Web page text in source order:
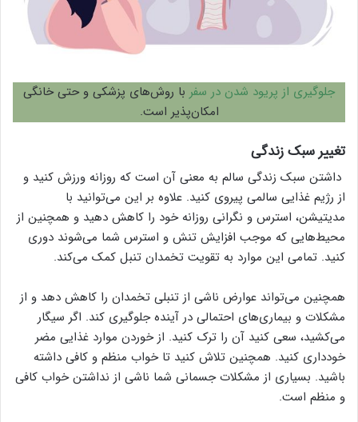
جلوگیری از پریود شدن در سفر با روش‌های پزشکی و حتی خانگی
امکان‌پذیر است.
تغییر سبک زندگی
داشتن سبک زندگی سالم به معنی آن است که روزانه ورزش کنید و
از رژیم غذایی سالمی پیروی کنید. علاوه بر این می‌توانید با
مدیتیشن، استرس و نگرانی روزانه خود را کاهش دهید و همچنین از
محیط‌هایی که موجب افزایش تنش و استرس شما می‌شوند دوری
کنید. تمامی این موارد به تقویت تخمدان تنبل کمک می‌کند.
همچنین می‌تواند عوارض ناشی از تنبلی تخمدان را کاهش دهد و از
مشکلات و بیماری‌های احتمالی در آینده جلوگیری کند. اگر سیگار
می‌کشید، سعی کنید آن را ترک کنید. از خوردن موارد غذایی مضر
خودداری کنید. همچنین تلاش کنید تا خواب منظم و کافی داشته
باشید. بسیاری از مشکلات جسمانی شما ناشی از نداشتن خواب کافی
و منظم است.